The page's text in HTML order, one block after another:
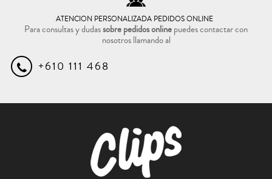
ATENCION PERSONALIZADA PEDIDOS ONLINE
Para consultas y dudassobre pedidos onlinepuedes contactar con
nosotros llamando al
+610 111 468